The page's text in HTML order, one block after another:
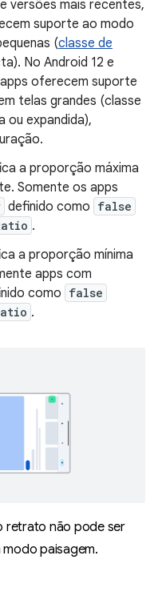
versões mais recentes,
suporte ao modo
(classe de
No Android 12 e
oferecem suporte
telas grandes (classe
ou expandida),
a proporção máxima
Somente os apps
definido como false
.
a proporção mínima
apps com
como false
.
retrato não pode ser
paisagem.